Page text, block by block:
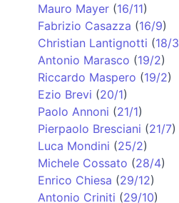
Mauro Mayer(16/11)
Fabrizio Casazza (16/9)
Christian Lantignotti (18/3
Antonio Marasco (19/2)
Riccardo Maspero (19/2)
Ezio Brevi (20/1)
Paolo Annoni (21/1)
Pierpaolo Bresciani (21/7)
Luca Mondini (25/2)
Michele Cossato (28/4)
Enrico Chiesa (29/12)
Antonio Criniti (29/10)